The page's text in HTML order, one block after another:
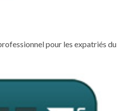
pour les expatriés du